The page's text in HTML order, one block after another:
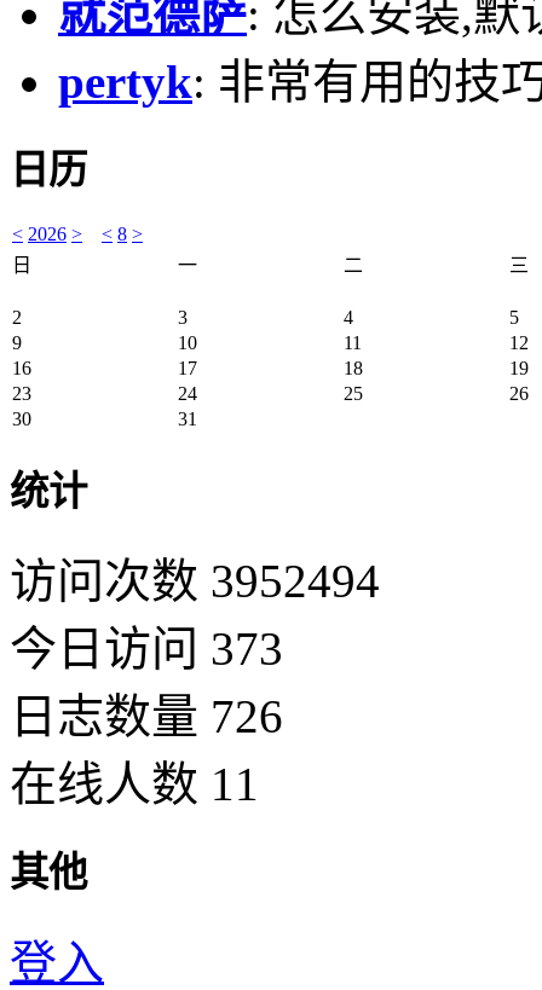
就范德萨: 怎么安装,默
pertyk: 非常有用的技
日历
< 2026 > < 8 >
日
一 二 三
2 3 4
5
9
10 11
12
16
17 18
19
23
24 25
26
30
31
统计
访问次数 3952494
今日访问 373
日志数量 726
在线人数 11
其他
登入